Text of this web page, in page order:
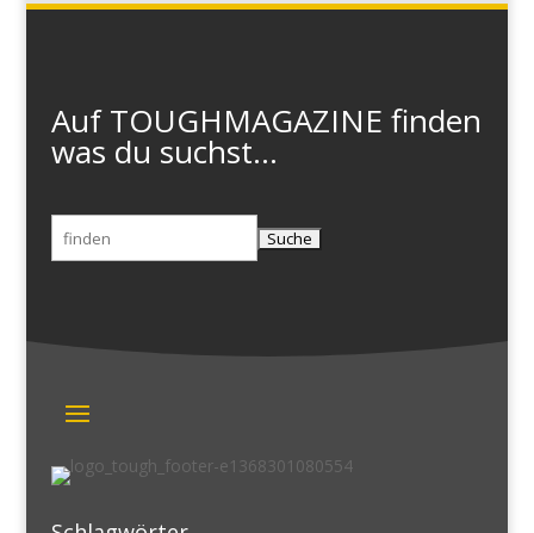
Auf TOUGHMAGAZINE finden
was du suchst...
Suchen
nach: